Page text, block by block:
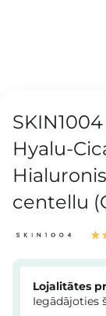
Hyalu-
centellu
Lojalitātes
Iegādājoties